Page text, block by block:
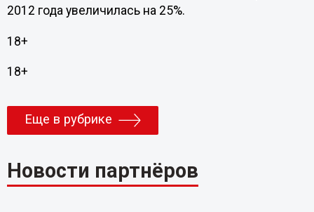
2012 года увеличилась на 25%.
18+
18+
Еще в рубрике
Новости партнёров